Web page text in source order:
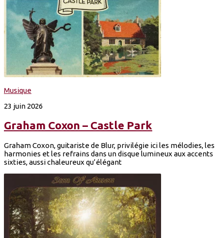
Musique
23 juin 2026
Graham Coxon – Castle Park
Graham Coxon, guitariste de Blur, privilégie ici les mélodies, les
harmonies et les refrains dans un disque lumineux aux accents
sixties, aussi chaleureux qu’élégant